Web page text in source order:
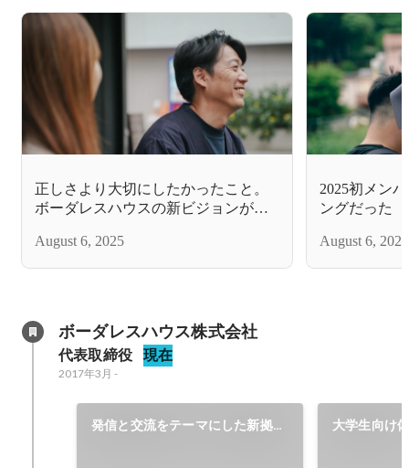
正しさより大切にしたかったこと。
ボーダレスハウスの新ビジョンがで
August 6, 2025
2025初メン
ングだった
August 6, 2025
ボーダレスハウス株式会社
代表取締役 現在
2017年3月 -
発信と交流をテーマにした新拠点
大学生向け